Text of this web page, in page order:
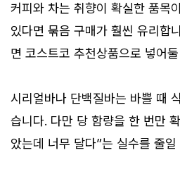
커피와 차는 취향이 확실한 품목
있다면 묶음 구매가 훨씬 유리합
면 코스트코 추천상품으로 넣어
시리얼바나 단백질바는 바쁠 때
습니다. 다만 당 함량을 한 번만
았는데 너무 달다”는 실수를 줄일